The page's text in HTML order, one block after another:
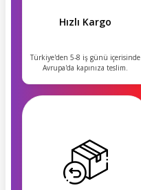
Hızlı Kargo
Türkiye'den 5-8 iş günü içerisinde
Avrupa'da kapınıza teslim.